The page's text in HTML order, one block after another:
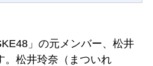
」の元メンバー、松井
。松井玲奈（まついれ